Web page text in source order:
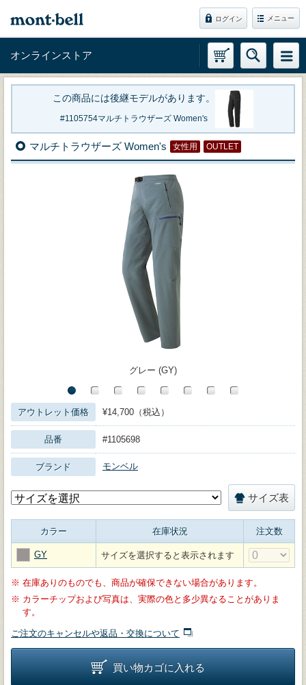
ログイン メニュー
オンラインストア
この商品には後継モデルがあります。
1105754マルチトラウザーズ Women's
マルチトラウザーズ Women's 女性用 OUTLET
グレー (GY)
アウトレット価格 ¥14,700（税込）
品番 #1105698
ブランド モンベル
サイズ表
カラー 在庫状況 注文数
GY サイズを選択すると表示されます
※ 在庫ありのものでも、商品が確保できない場合があります。
※ カラーチップおよび写真は、実際の色と多少異なることがありま
す。
ご注文のキャンセルや返品・交換について
買い物カゴに入れる